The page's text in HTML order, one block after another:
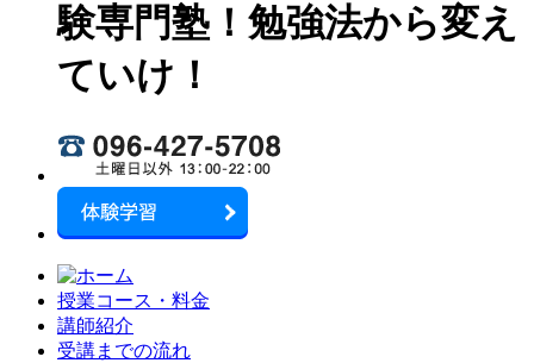
験専門塾！勉強法から変え
ていけ！
授業コース・料金
講師紹介
受講までの流れ